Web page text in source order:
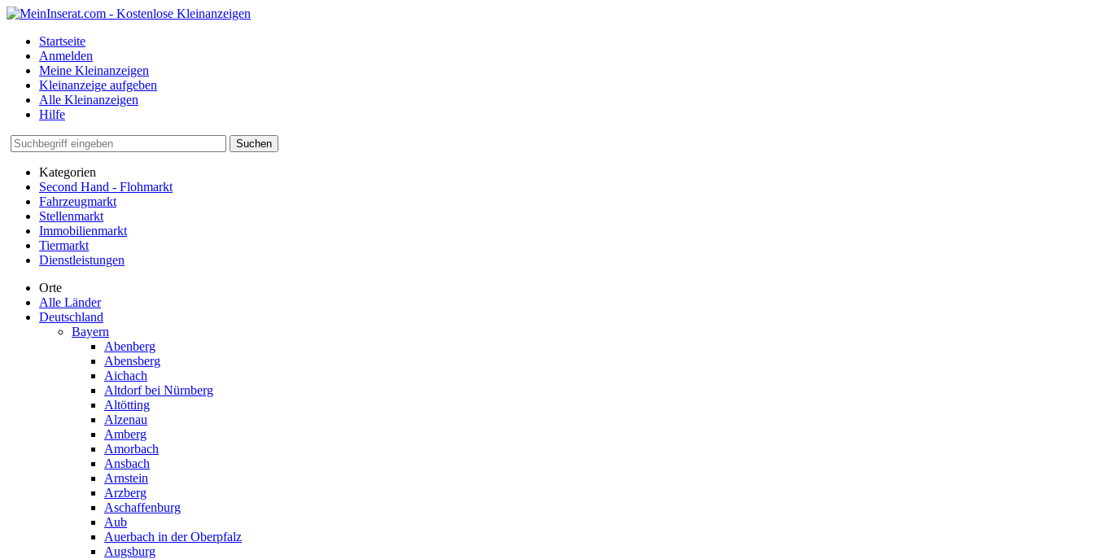
Startseite
Anmelden
Meine Kleinanzeigen
Kleinanzeige aufgeben
Alle Kleinanzeigen
Hilfe
Suchen
Kategorien
Second Hand - Flohmarkt
Fahrzeugmarkt
Stellenmarkt
Immobilienmarkt
Tiermarkt
Dienstleistungen
Orte
Alle Länder
Deutschland
Bayern
Abenberg
Abensberg
Aichach
Altdorf bei Nürnberg
Altötting
Alzenau
Amberg
Amorbach
Ansbach
Arnstein
Arzberg
Aschaffenburg
Aub
Auerbach in der Oberpfalz
Augsburg